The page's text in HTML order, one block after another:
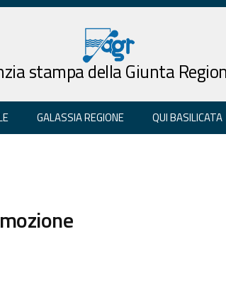
stampa della Giunta
GALASSIA REGIONE QUI BASILICATA